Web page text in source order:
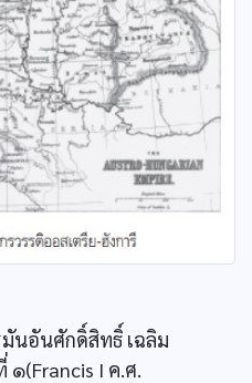
นอันศักดิ์สิทธิ์ เฉลิม
(Francis I ค.ศ.